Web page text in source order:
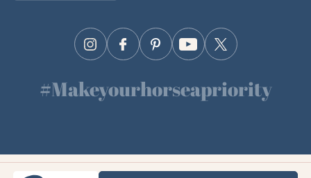
Facebook Twitter
YouTube
Pinterest
Instagram
#Makeyourhorseapriority
Equiclic © 2026